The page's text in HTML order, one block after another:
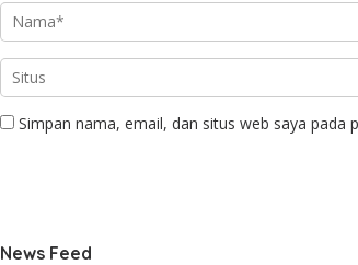
Simpan nama, email, dan situs web saya pada
News Feed